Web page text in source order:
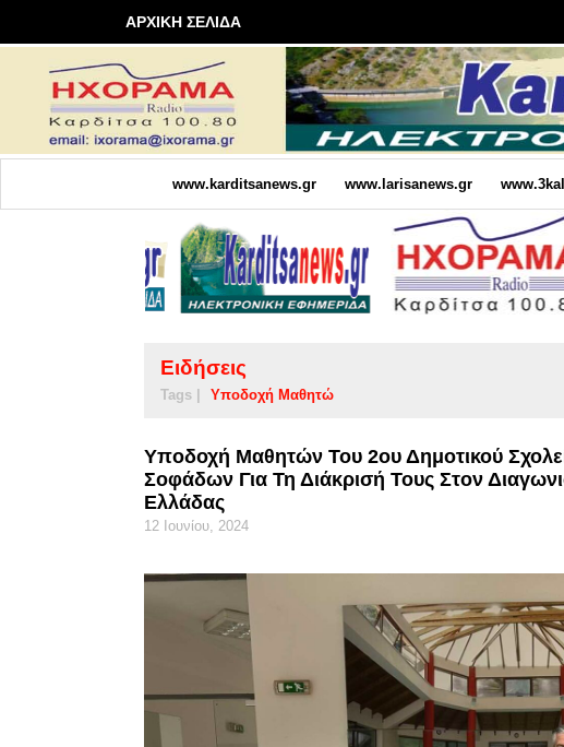
ΑΡΧΙΚΗ ΣΕΛΙΔΑ
www.karditsanews.gr www.larisanews.gr
Ειδήσεις
Tags | Υποδοχή Μαθητώ
Υποδοχή Μαθητών Του 2ου Δημοτικού
Σοφάδων Για Τη Διάκρισή Τους Στον
Ελλάδας
12 Ιουνίου, 2024